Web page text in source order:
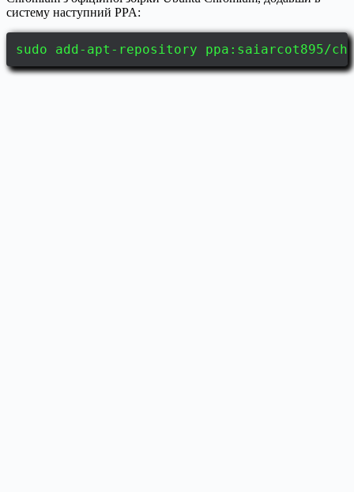
систему наступний PPA:
sudo add-apt-repository ppa:saiarcot895/